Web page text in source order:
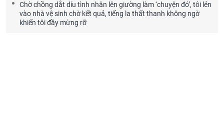
Chờ chồng dắt díu tình nhân lên giường làm ‘chuyện đó’, tôi lẻn
vào nhà vệ sinh chờ kết quả, tiếng la thất thanh không ngờ
khiến tôi đầy mừng rỡ